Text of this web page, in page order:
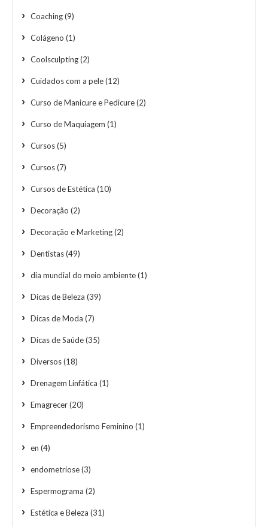
Coaching(9)
Colágeno (1)
Coolsculpting(2)
Cuidados com a pele(12)
Curso de Manicure e Pedicure(2)
Curso de Maquiagem (1)
Cursos(5)
Cursos(7)
Cursos de Estética (10)
Decoração (2)
Decoração e Marketing(2)
Dentistas(49)
dia mundial do meio ambiente(1)
Dicas de Beleza (39)
Dicas de Moda (7)
Dicas de Saúde(35)
Diversos(18)
Drenagem Linfática (1)
Emagrecer(20)
Empreendedorismo Feminino (1)
en (4)
endometriose(3)
Espermograma (2)
Estética e Beleza (31)